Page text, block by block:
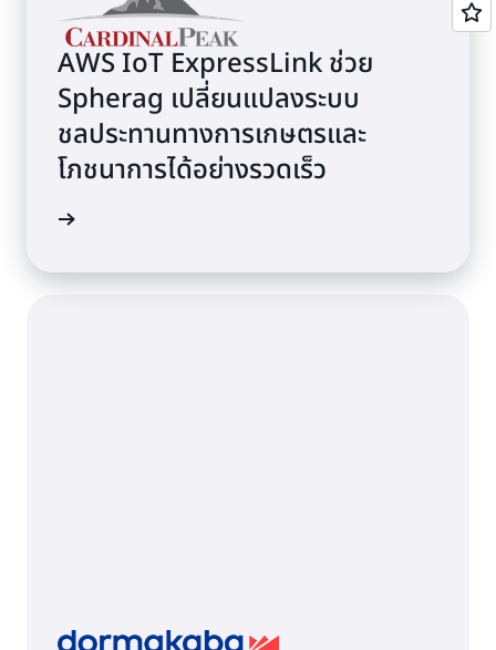
AWS IoT ExpressLink ช่วย
Spherag เปลี่ยนแปลงระบบ
ชลประทานทางการเกษตรและ
โภชนาการได้อย่างรวดเร็ว